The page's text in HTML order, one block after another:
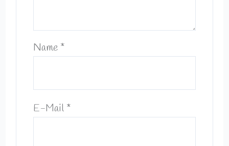
Name *
E-Mail *